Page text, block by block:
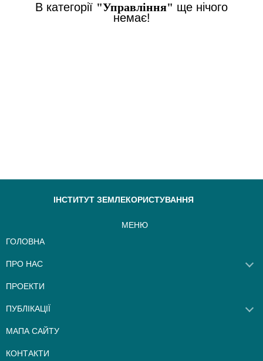
В категорії "Управління" ще нічого
немає!
ІНСТИТУТ ЗЕМЛЕКОРИСТУВАННЯ
МЕНЮ
ГОЛОВНА
ПРО НАС
ПРОЕКТИ
ПУБЛІКАЦІЇ
МАПА САЙТУ
КОНТАКТИ